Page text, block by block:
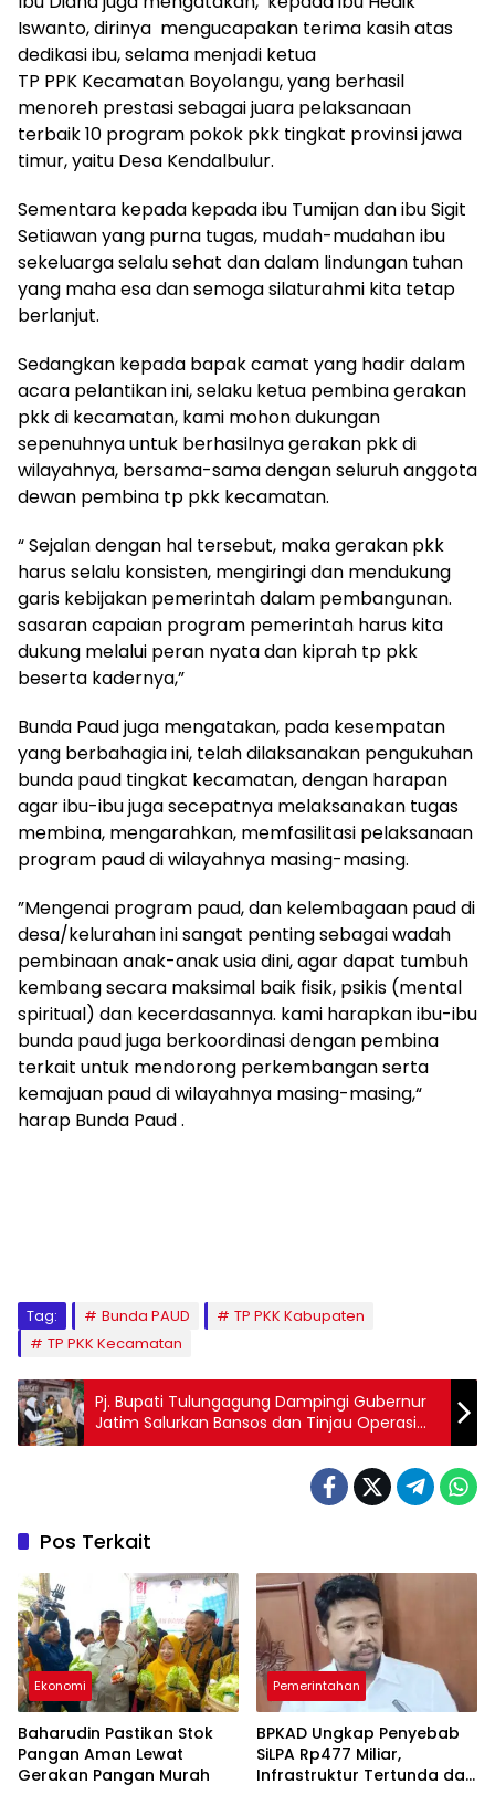
Iswanto, dirinya mengucapakan terima kasih atas
dedikasi ibu, selama menjadi ketua
TP PPK Kecamatan Boyolangu, yang berhasil
menoreh prestasi sebagai juara pelaksanaan
terbaik 10 program pokok pkk tingkat provinsi jawa
timur, yaitu Desa Kendalbulur.
Sementara kepada kepada ibu Tumijan dan ibu Sigit
Setiawan yang purna tugas, mudah-mudahan ibu
sekeluarga selalu sehat dan dalam lindungan tuhan
yang maha esa dan semoga silaturahmi kita tetap
berlanjut.
Sedangkan kepada bapak camat yang hadir dalam
acara pelantikan ini, selaku ketua pembina gerakan
pkk di kecamatan, kami mohon dukungan
sepenuhnya untuk berhasilnya gerakan pkk di
wilayahnya, bersama-sama dengan seluruh anggota
dewan pembina tp pkk kecamatan.
“ Sejalan dengan hal tersebut, maka gerakan pkk
harus selalu konsisten, mengiringi dan mendukung
garis kebijakan pemerintah dalam pembangunan.
sasaran capaian program pemerintah harus kita
dukung melalui peran nyata dan kiprah tp pkk
beserta kadernya,”
Bunda Paud juga mengatakan, pada kesempatan
yang berbahagia ini, telah dilaksanakan pengukuhan
bunda paud tingkat kecamatan, dengan harapan
agar ibu-ibu juga secepatnya melaksanakan tugas
membina, mengarahkan, memfasilitasi pelaksanaan
program paud di wilayahnya masing-masing.
”Mengenai program paud, dan kelembagaan paud di
desa/kelurahan ini sangat penting sebagai wadah
pembinaan anak-anak usia dini, agar dapat tumbuh
kembang secara maksimal baik fisik, psikis (mental
spiritual) dan kecerdasannya. kami harapkan ibu-ibu
bunda paud juga berkoordinasi dengan pembina
terkait untuk mendorong perkembangan serta
kemajuan paud di wilayahnya masing-masing,“
harap Bunda Paud .
Tag: Bunda PAUD
TP PKK Kabupaten
TP PKK Kecamatan
Pj. Bupati Tulungagung Dampingi Gubernur
Jatim Salurkan Bansos dan Tinjau Operasi
Pasar Murah
Pos Terkait
Ekonomi
Baharudin Pastikan Stok
Pangan Aman Lewat
Gerakan Pangan Murah
Pemerintahan
BPKAD Ungkap Penyebab
SiLPA Rp477 Miliar,
Infrastruktur Tertunda dan